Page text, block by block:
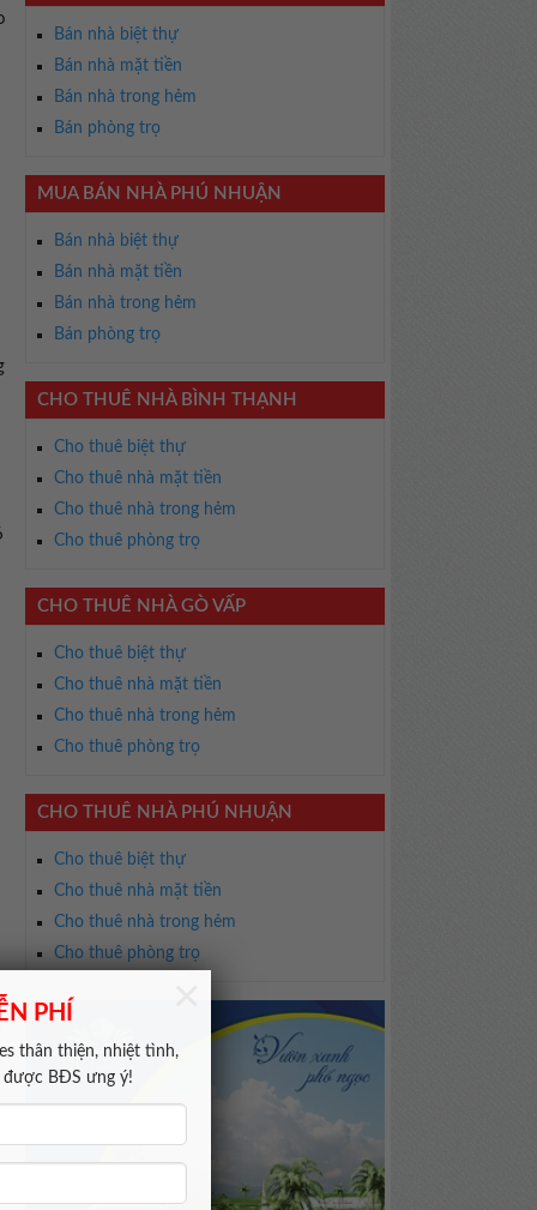
PHÍ
thân thiện, nhiệt tình,
được BĐS ưng ý!
Bán nhà biệt thự
Bán nhà mặt tiền
Bán nhà trong hẻm
Bán phòng trọ
MUA BÁN NHÀ PHÚ NHUẬN
Bán nhà biệt thự
Bán nhà mặt tiền
Bán nhà trong hẻm
Bán phòng trọ
CHO THUÊ NHÀ BÌNH THẠNH
Cho thuê biệt thự
Cho thuê nhà mặt tiền
Cho thuê nhà trong hẻm
Cho thuê phòng trọ
CHO THUÊ NHÀ GÒ VẤP
Cho thuê biệt thự
Cho thuê nhà mặt tiền
Cho thuê nhà trong hẻm
Cho thuê phòng trọ
CHO THUÊ NHÀ PHÚ NHUẬN
Cho thuê biệt thự
Cho thuê nhà mặt tiền
Cho thuê nhà trong hẻm
Cho thuê phòng trọ